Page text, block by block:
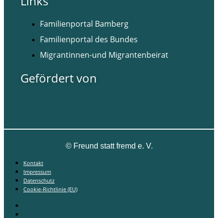
Familienportal Bamberg
Familienportal des Bundes
Migrantinnen-und Migrantenbeirat
Gefördert von
©Freund statt fremd e. V.
Kontakt
Impressum
Datenschutz
Cookie-Richtlinie (EU)